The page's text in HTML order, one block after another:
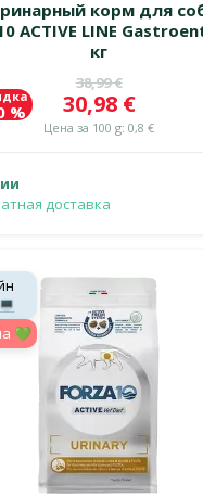
корм для
ACTIVE LINE
кг
Исходная цена
38,99 €
Цена
30,98 €
Цена за 100 g: 0,8 €
%
доставка
💚